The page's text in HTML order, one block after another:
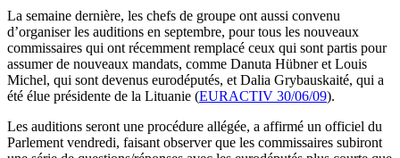
La semaine dernière, les chefs de groupe ont aussi convenu
d’organiser les auditions en septembre, pour tous les nouveaux
commissaires qui ont récemment remplacé ceux qui sont partis pour
assumer de nouveaux mandats, comme Danuta Hübner et Louis
Michel, qui sont devenus eurodéputés, et Dalia Grybauskaité, qui a
été élue présidente de la Lituanie (EURACTIV 30/06/09).
Les auditions seront une procédure allégée, a affirmé un officiel du
Parlement vendredi, faisant observer que les commissaires subiront